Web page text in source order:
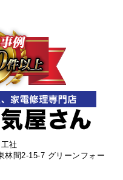
社
林間2-15-7 グリーンフォー